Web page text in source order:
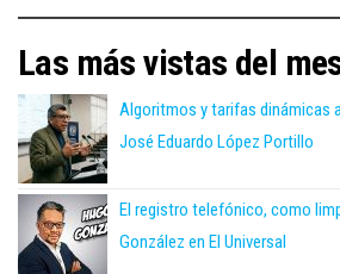
Las más vistas del
Algoritmos y tarifas dinámicas
José Eduardo López Portillo
El registro telefónico, como
González en El Universal